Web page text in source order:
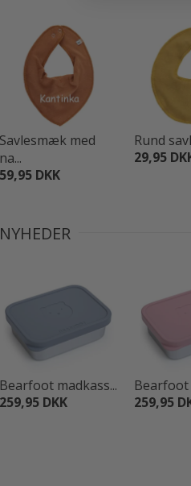
Savlesmæk med
na...
59,95 DKK
Rund
29,95
NYHEDER
Bearfoot madkass...
259,95 DKK
Bearfoot
259,95